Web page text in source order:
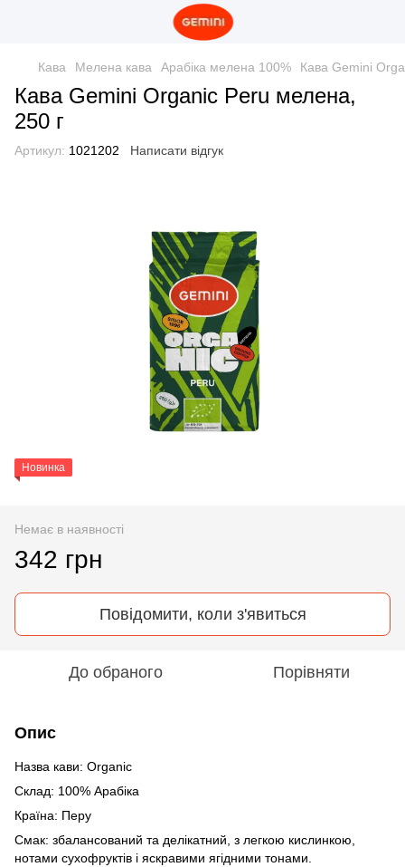
Кава Мелена кава Арабіка мелена 100% Кава Gemini
Кава Gemini Organic Peru мелена,
250 г
Артикул: 1021202 Написати відгук
Новинка
Немає в наявності
342 грн
Повідомити, коли з'явиться
До обраного Порівняти
Опис
Назва кави: Organic
Склад: 100% Арабіка
Країна: Перу
Смак: збалансований та делікатний, з легкою кислинкою,
нотами сухофруктів і яскравими ягідними тонами.